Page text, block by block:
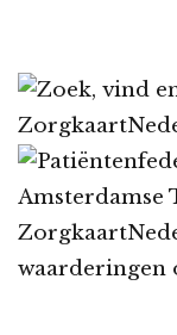
Amsterdamse
waarderingen